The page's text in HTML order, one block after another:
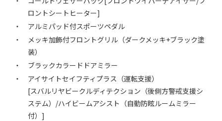
ロントシートヒーター]
・ アルミパッド付スポーツペダル
・ メッキ加飾付フロントグリル（ダークメッキ+ブラック塗
装）
・ ブラックカラードドアミラー
・ アイサイトセイフティプラス（運転支援）
[スバルリヤビークルディテクション（後側方警戒支援シ
ステム）/ハイビームアシスト（自動防眩ルームミラー
付）]